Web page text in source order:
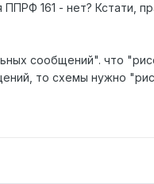
161 - нет? Кстати,
сообщений". что
то схемы нужно